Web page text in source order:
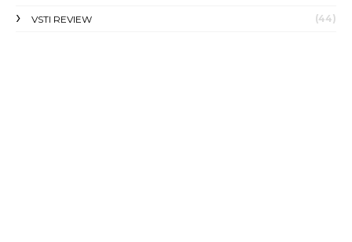
VSTI REVIEW (44)